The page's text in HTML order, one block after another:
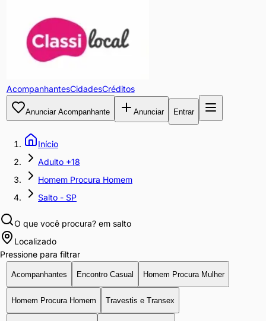
AcompanhantesCidadesCréditos
Anunciar Acompanhante Anunciar Entrar
Início
Adulto +18
Homem Procura Homem
Salto - SP
O que você procura? em salto
Localizado
Pressione para filtrar
Acompanhantes Encontro Casual Homem Procura Mulher
Homem Procura Homem Travestis e Transex